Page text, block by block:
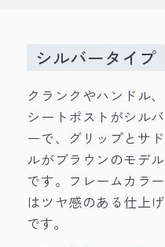
シルバータイプ
クランクやハンドル、
シートポストがシルバ
ーで、グリップとサド
ルがブラウンのモデル
です。フレームカラー
はツヤ感のある仕上げ
です。